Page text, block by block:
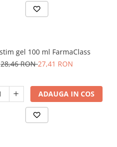
gel 100 ml FarmaClass
28,46 RON27,41 RON
ADAUGA IN COS